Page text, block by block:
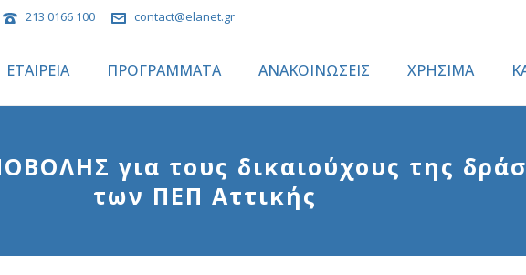
213 0166 100 contact@elanet.gr
ΕΤΑΙΡΕΙΑ ΠΡΟΓΡΑΜΜΑΤΑ ΑΝΑΚΟΙΝΩΣΕΙΣ ΧΡΗΣΙΜΑ
για τους δικαιούχους της
των ΠΕΠ Αττικής